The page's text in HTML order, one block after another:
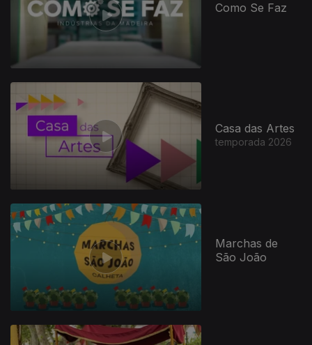
Como Se Faz
Casa das Artes
temporada 2026
Marchas de
São João